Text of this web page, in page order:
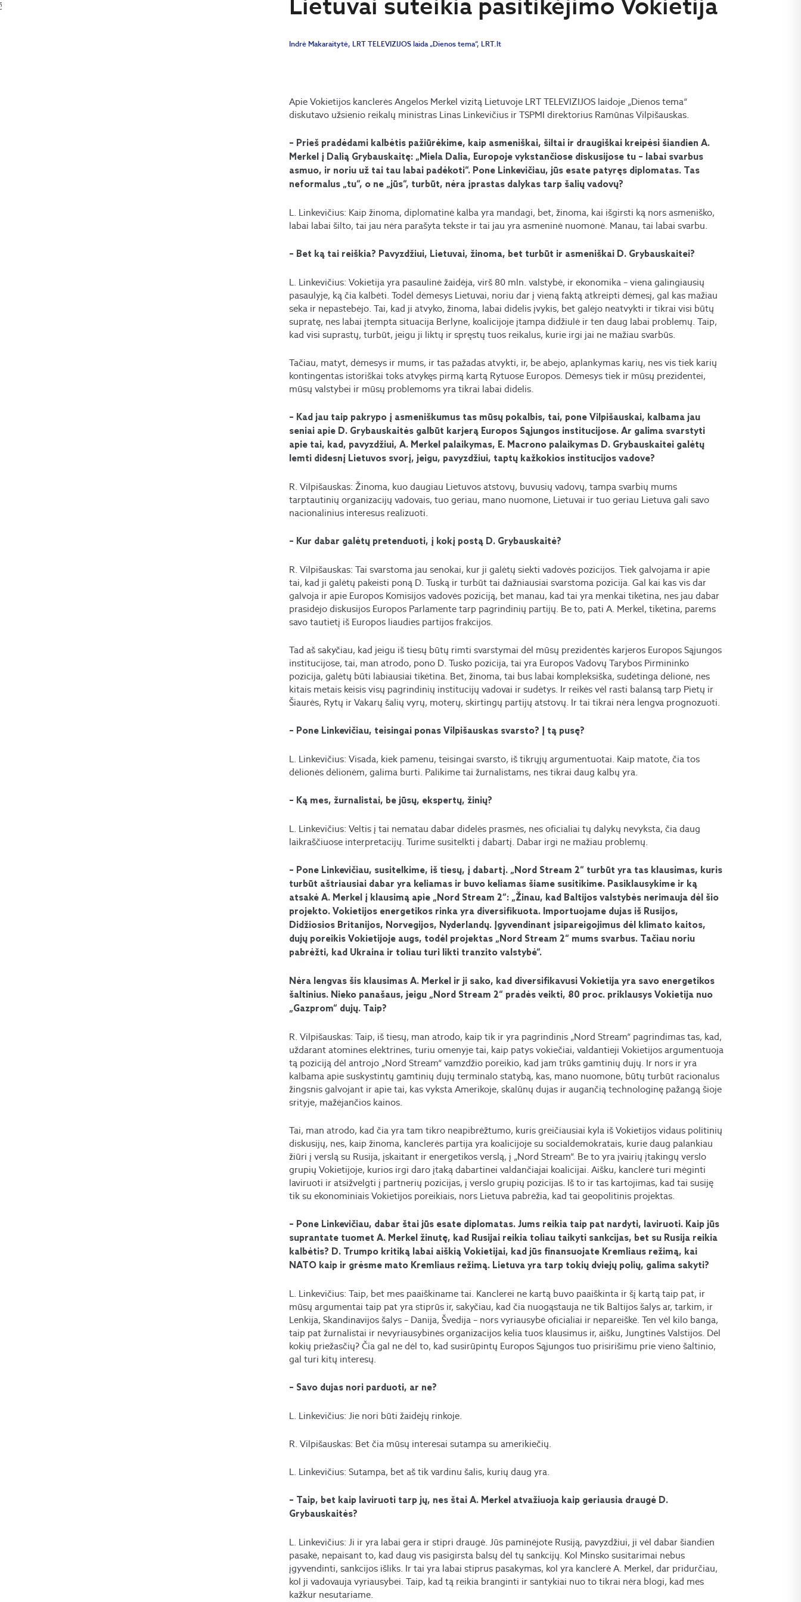
Indrė Makaraitytė, LRT TELEVIZIJOS laida „Dienos tema“, LRT.lt
Apie Vokietijos kanclerės Angelos Merkel vizitą Lietuvoje LRT TELEVIZIJOS laidoje „Dienos tema“
diskutavo užsienio reikalų ministras Linas Linkevičius ir TSPMI direktorius Ramūnas Vilpišauskas.
– Prieš pradėdami kalbėtis pažiūrėkime, kaip asmeniškai, šiltai ir draugiškai kreipėsi šiandien A.
Merkel į Dalią Grybauskaitę: „Miela Dalia, Europoje vykstančiose diskusijose tu – labai svarbus
asmuo, ir noriu už tai tau labai padėkoti“. Pone Linkevičiau, jūs esate patyręs diplomatas. Tas
neformalus „tu“, o ne „jūs“, turbūt, nėra įprastas dalykas tarp šalių vadovų?
L. Linkevičius: Kaip žinoma, diplomatinė kalba yra mandagi, bet, žinoma, kai išgirsti ką nors asmeniško,
labai labai šilto, tai jau nėra parašyta tekste ir tai jau yra asmeninė nuomonė. Manau, tai labai svarbu.
– Bet ką tai reiškia? Pavyzdžiui, Lietuvai, žinoma, bet turbūt ir asmeniškai D. Grybauskaitei?
L. Linkevičius: Vokietija yra pasaulinė žaidėja, virš 80 mln. valstybė, ir ekonomika – viena galingiausių
pasaulyje, ką čia kalbėti. Todėl dėmesys Lietuvai, noriu dar į vieną faktą atkreipti dėmesį, gal kas mažiau
seka ir nepastebėjo. Tai, kad ji atvyko, žinoma, labai didelis įvykis, bet galėjo neatvykti ir tikrai visi būtų
supratę, nes labai įtempta situacija Berlyne, koalicijoje įtampa didžiulė ir ten daug labai problemų. Taip,
kad visi suprastų, turbūt, jeigu ji liktų ir spręstų tuos reikalus, kurie irgi jai ne mažiau svarbūs.
Tačiau, matyt, dėmesys ir mums, ir tas pažadas atvykti, ir, be abejo, aplankymas karių, nes vis tiek karių
kontingentas istoriškai toks atvykęs pirmą kartą Rytuose Europos. Dėmesys tiek ir mūsų prezidentei,
mūsų valstybei ir mūsų problemoms yra tikrai labai didelis.
– Kad jau taip pakrypo į asmeniškumus tas mūsų pokalbis, tai, pone Vilpišauskai, kalbama jau
seniai apie D. Grybauskaitės galbūt karjerą Europos Sąjungos institucijose. Ar galima svarstyti
apie tai, kad, pavyzdžiui, A. Merkel palaikymas, E. Macrono palaikymas D. Grybauskaitei galėtų
lemti didesnį Lietuvos svorį, jeigu, pavyzdžiui, taptų kažkokios institucijos vadove?
R. Vilpišauskas: Žinoma, kuo daugiau Lietuvos atstovų, buvusių vadovų, tampa svarbių mums
tarptautinių organizacijų vadovais, tuo geriau, mano nuomone, Lietuvai ir tuo geriau Lietuva gali savo
nacionalinius interesus realizuoti.
– Kur dabar galėtų pretenduoti, į kokį postą D. Grybauskaitė?
R. Vilpišauskas: Tai svarstoma jau senokai, kur ji galėtų siekti vadovės pozicijos. Tiek galvojama ir apie
tai, kad ji galėtų pakeisti poną D. Tuską ir turbūt tai dažniausiai svarstoma pozicija. Gal kai kas vis dar
galvoja ir apie Europos Komisijos vadovės poziciją, bet manau, kad tai yra menkai tikėtina, nes jau dabar
prasidėjo diskusijos Europos Parlamente tarp pagrindinių partijų. Be to, pati A. Merkel, tikėtina, parems
savo tautietį iš Europos liaudies partijos frakcijos.
Tad aš sakyčiau, kad jeigu iš tiesų būtų rimti svarstymai dėl mūsų prezidentės karjeros Europos Sąjungos
institucijose, tai, man atrodo, pono D. Tusko pozicija, tai yra Europos Vadovų Tarybos Pirmininko
pozicija, galėtų būti labiausiai tikėtina. Bet, žinoma, tai bus labai kompleksiška, sudėtinga dėlionė, nes
kitais metais keisis visų pagrindinių institucijų vadovai ir sudėtys. Ir reikės vėl rasti balansą tarp Pietų ir
Šiaurės, Rytų ir Vakarų šalių vyrų, moterų, skirtingų partijų atstovų. Ir tai tikrai nėra lengva prognozuoti.
– Pone Linkevičiau, teisingai ponas Vilpišauskas svarsto? Į tą pusę?
L. Linkevičius: Visada, kiek pamenu, teisingai svarsto, iš tikrųjų argumentuotai. Kaip matote, čia tos
dėlionės dėlionėm, galima burti. Palikime tai žurnalistams, nes tikrai daug kalbų yra.
– Ką mes, žurnalistai, be jūsų, ekspertų, žinių?
L. Linkevičius: Veltis į tai nematau dabar didelės prasmės, nes oficialiai tų dalykų nevyksta, čia daug
laikraščiuose interpretacijų. Turime susitelkti į dabartį. Dabar irgi ne mažiau problemų.
– Pone Linkevičiau, susitelkime, iš tiesų, į dabartį. „Nord Stream 2“ turbūt yra tas klausimas, kuris
turbūt aštriausiai dabar yra keliamas ir buvo keliamas šiame susitikime. Pasiklausykime ir ką
atsakė A. Merkel į klausimą apie „Nord Stream 2“: „Žinau, kad Baltijos valstybės nerimauja dėl šio
projekto. Vokietijos energetikos rinka yra diversifikuota. Importuojame dujas iš Rusijos,
Didžiosios Britanijos, Norvegijos, Nyderlandų. Įgyvendinant įsipareigojimus dėl klimato kaitos,
dujų poreikis Vokietijoje augs, todėl projektas „Nord Stream 2“ mums svarbus. Tačiau noriu
pabrėžti, kad Ukraina ir toliau turi likti tranzito valstybė“.
Nėra lengvas šis klausimas A. Merkel ir ji sako, kad diversifikavusi Vokietija yra savo energetikos
šaltinius. Nieko panašaus, jeigu „Nord Stream 2“ pradės veikti, 80 proc. priklausys Vokietija nuo
„Gazprom“ dujų. Taip?
R. Vilpišauskas: Taip, iš tiesų, man atrodo, kaip tik ir yra pagrindinis „Nord Stream“ pagrindimas tas, kad,
uždarant atomines elektrines, turiu omenyje tai, kaip patys vokiečiai, valdantieji Vokietijos argumentuoja
tą poziciją dėl antrojo „Nord Stream“ vamzdžio poreikio, kad jam trūks gamtinių dujų. Ir nors ir yra
kalbama apie suskystintų gamtinių dujų terminalo statybą, kas, mano nuomone, būtų turbūt racionalus
žingsnis galvojant ir apie tai, kas vyksta Amerikoje, skalūnų dujas ir augančią technologinę pažangą šioje
srityje, mažėjančios kainos.
Tai, man atrodo, kad čia yra tam tikro neapibrėžtumo, kuris greičiausiai kyla iš Vokietijos vidaus politinių
diskusijų, nes, kaip žinoma, kanclerės partija yra koalicijoje su socialdemokratais, kurie daug palankiau
žiūri į verslą su Rusija, įskaitant ir energetikos verslą, į „Nord Stream“. Be to yra įvairių įtakingų verslo
grupių Vokietijoje, kurios irgi daro įtaką dabartinei valdančiajai koalicijai. Aišku, kanclerė turi mėginti
laviruoti ir atsižvelgti į partnerių pozicijas, į verslo grupių pozicijas. Iš to ir tas kartojimas, kad tai susiję
tik su ekonominiais Vokietijos poreikiais, nors Lietuva pabrėžia, kad tai geopolitinis projektas.
– Pone Linkevičiau, dabar štai jūs esate diplomatas. Jums reikia taip pat nardyti, laviruoti. Kaip jūs
suprantate tuomet A. Merkel žinutę, kad Rusijai reikia toliau taikyti sankcijas, bet su Rusija reikia
kalbėtis? D. Trumpo kritiką labai aiškią Vokietijai, kad jūs finansuojate Kremliaus režimą, kai
NATO kaip ir grėsme mato Kremliaus režimą. Lietuva yra tarp tokių dviejų polių, galima sakyti?
L. Linkevičius: Taip, bet mes paaiškiname tai. Kanclerei ne kartą buvo paaiškinta ir šį kartą taip pat, ir
mūsų argumentai taip pat yra stiprūs ir, sakyčiau, kad čia nuogąstauja ne tik Baltijos šalys ar, tarkim, ir
Lenkija, Skandinavijos šalys – Danija, Švedija – nors vyriausybė oficialiai ir nepareiškė. Ten vėl kilo banga,
taip pat žurnalistai ir nevyriausybinės organizacijos kelia tuos klausimus ir, aišku, Jungtinės Valstijos. Dėl
kokių priežasčių? Čia gal ne dėl to, kad susirūpintų Europos Sąjungos tuo prisirišimu prie vieno šaltinio,
gal turi kitų interesų.
– Savo dujas nori parduoti, ar ne?
L. Linkevičius: Jie nori būti žaidėjų rinkoje.
R. Vilpišauskas: Bet čia mūsų interesai sutampa su amerikiečių.
L. Linkevičius: Sutampa, bet aš tik vardinu šalis, kurių daug yra.
– Taip, bet kaip laviruoti tarp jų, nes štai A. Merkel atvažiuoja kaip geriausia draugė D.
Grybauskaitės?
L. Linkevičius: Ji ir yra labai gera ir stipri draugė. Jūs paminėjote Rusiją, pavyzdžiui, ji vėl dabar šiandien
pasakė, nepaisant to, kad daug vis pasigirsta balsų dėl tų sankcijų. Kol Minsko susitarimai nebus
įgyvendinti, sankcijos išliks. Ir tai yra labai stiprus pasakymas, kol yra kanclerė A. Merkel, dar pridurčiau,
kol ji vadovauja vyriausybei. Taip, kad tą reikia branginti ir santykiai nuo to tikrai nėra blogi, kad mes
kažkur nesutariame.